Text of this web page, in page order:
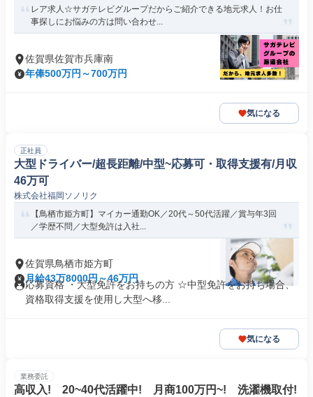
レア求人☆サガテレビグループだからご紹介できる地元求人！お仕
事探しにお悩みの方は問い合わせ...
佐賀県佐賀市兵庫南
年俸500万円～700万円
気になる
正社員
大型ドライバー/超長距離/中型~応募可・取得支援有/月収
46万可
株式会社福岡ソノリク
【鳥栖市姫方町】マイカー通勤OK／20代～50代活躍／賞与年3回
／学歴不問／大型免許は入社...
佐賀県鳥栖市姫方町
月給43万8000円～46万円
応募資格 ・大型免許をお持ちの方 ☆中型免許をお持ち場合、
資格取得支援を使用し大型へ移...
気になる
業務委託
高収入! 20~40代活躍中! 月商100万円~! 洗濯機取付!